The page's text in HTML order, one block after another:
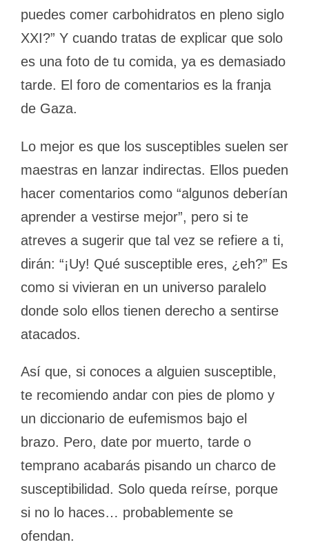
puedes comer carbohidratos en pleno siglo
XXI?” Y cuando tratas de explicar que solo
es una foto de tu comida, ya es demasiado
tarde. El foro de comentarios es la franja
de Gaza.
Lo mejor es que los susceptibles suelen ser
maestras en lanzar indirectas. Ellos pueden
hacer comentarios como “algunos deberían
aprender a vestirse mejor”, pero si te
atreves a sugerir que tal vez se refiere a ti,
dirán: “¡Uy! Qué susceptible eres, ¿eh?” Es
como si vivieran en un universo paralelo
donde solo ellos tienen derecho a sentirse
atacados.
Así que, si conoces a alguien susceptible,
te recomiendo andar con pies de plomo y
un diccionario de eufemismos bajo el
brazo. Pero, date por muerto, tarde o
temprano acabarás pisando un charco de
susceptibilidad. Solo queda reírse, porque
si no lo haces… probablemente se
ofendan.